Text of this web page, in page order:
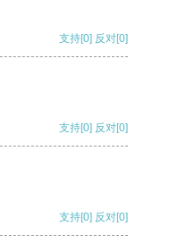
支持[0] 反对[0]
支持[0] 反对[0]
支持[0] 反对[0]